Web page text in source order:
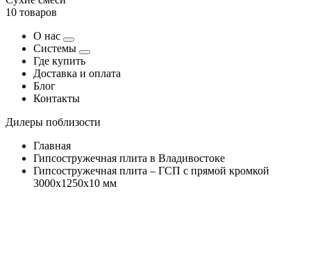
10 товаров
О нас
Системы
Где купить
Доставка и оплата
Блог
Контакты
Дилеры поблизости
Главная
Гипсостружечная плита в Владивостоке
Гипсостружечная плита – ГСП с прямой кромкой
3000х1250х10 мм